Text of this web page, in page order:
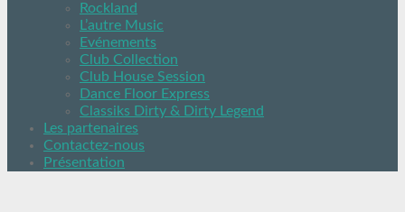
Rockland
L’autre Music
Evénements
Club Collection
Club House Session
Dance Floor Express
Classiks Dirty & Dirty Legend
Les partenaires
Contactez-nous
Présentation